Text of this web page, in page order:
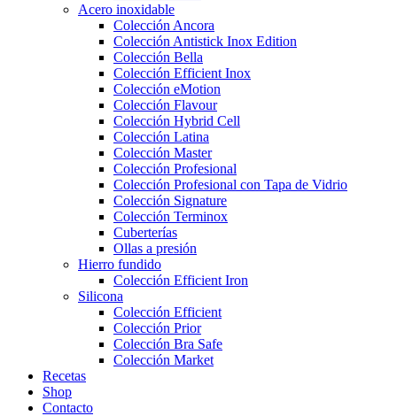
Acero inoxidable
Colección Ancora
Colección Antistick Inox Edition
Colección Bella
Colección Efficient Inox
Colección eMotion
Colección Flavour
Colección Hybrid Cell
Colección Latina
Colección Master
Colección Profesional
Colección Profesional con Tapa de Vidrio
Colección Signature
Colección Terminox
Cuberterías
Ollas a presión
Hierro fundido
Colección Efficient Iron
Silicona
Colección Efficient
Colección Prior
Colección Bra Safe
Colección Market
Recetas
Shop
Contacto